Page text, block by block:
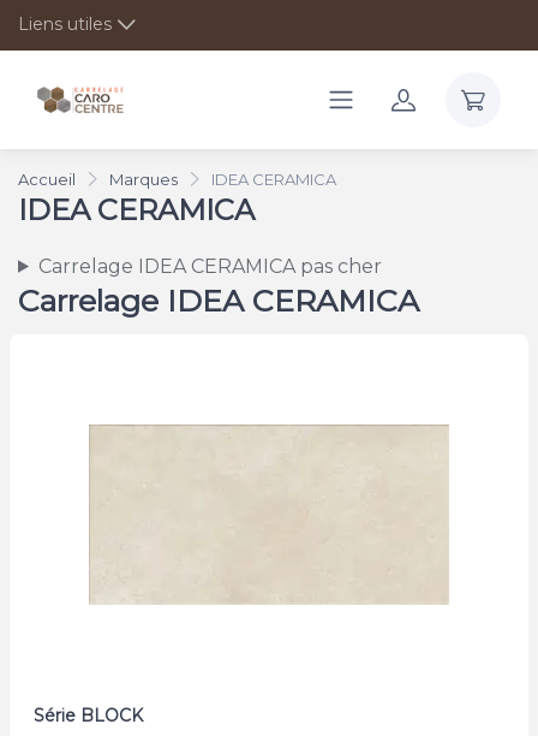
Liens utiles
Accueil Marques IDEA CERAMICA
IDEA CERAMICA
Carrelage IDEA CERAMICA pas cher
Carrelage IDEA CERAMICA
Série BLOCK